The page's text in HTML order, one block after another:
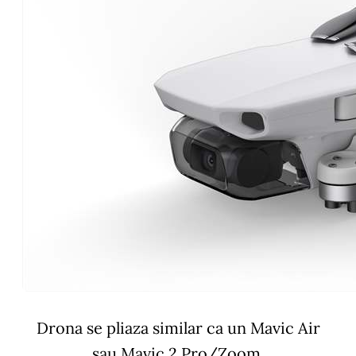
Drona se pliaza similar ca un Mavic Air